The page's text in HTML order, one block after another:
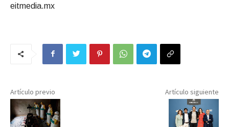
eitmedia.mx
Artículo previo Artículo siguiente